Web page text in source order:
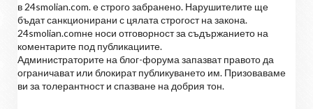
в 24smolian.com. е строго забранено. Нарушителите ще
бъдат санкционирани с цялата строгост на закона.
24smolian.comне носи отговорност за съдържанието на
коментарите под публикациите.
Администраторите на блог-форума запазват правото да
ограничават или блокират публикуването им. Призоваваме
ви за толерантност и спазване на добрия тон.